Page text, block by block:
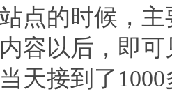
点的时候，
容以后，即
天接到了